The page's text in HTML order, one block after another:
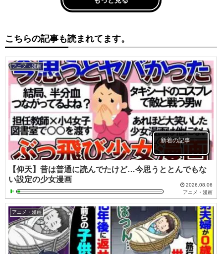
こちらの記事も読まれてます。
アニメ・漫画
新着の記事
【仰天】昔は普通に読んでたけど…今思うととんでもな
い設定の少女漫画
2026.08.06
アニメ・漫画
アニメ・漫画